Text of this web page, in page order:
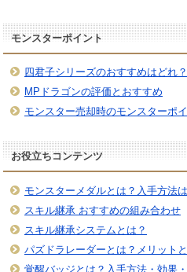
モンスターポイント
四君子シリーズのおすすめはどれ？
MPドラゴンの評価とおすすめ
モンスター売却時のモンスターポ
お役立ちコンテンツ
モンスターメダルとは？入手方法
スキル継承 おすすめの組み合わせ
スキル継承システムとは？
パズドラレーダーとは？メリット
覚醒バッジとは？入手方法・効果